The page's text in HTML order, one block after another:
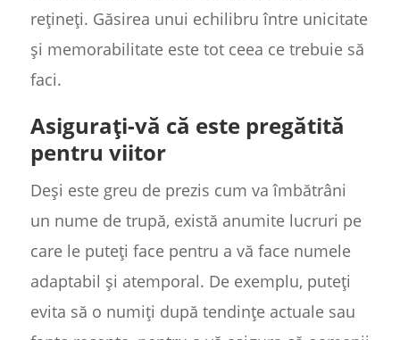
rețineți. Găsirea unui echilibru între unicitate
și memorabilitate este tot ceea ce trebuie să
faci.
Asigurați-vă că este pregătită
pentru viitor
Deși este greu de prezis cum va îmbătrâni
un nume de trupă, există anumite lucruri pe
care le puteți face pentru a vă face numele
adaptabil și atemporal. De exemplu, puteți
evita să o numiți după tendințe actuale sau